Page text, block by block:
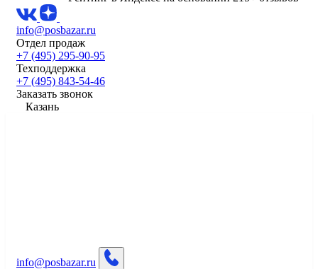
info@posbazar.ru
Отдел продаж
+7 (495) 295-90-95
Техподдержка
+7 (495) 843-54-46
Заказать звонок
Казань
info@posbazar.ru